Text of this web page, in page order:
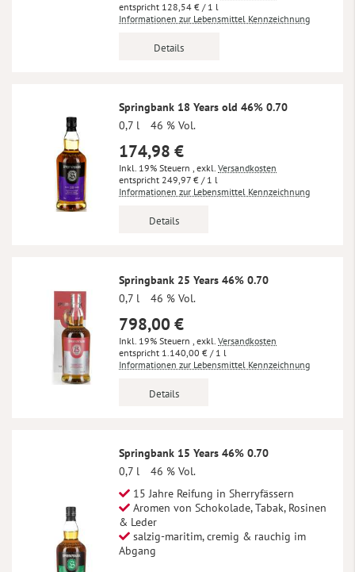
128,54 € / 1 l
Informationen zur Lebensmittel Kennzeichnung
Details
Springbank 18 Years old 46% 0.70
0,7 l
46 % Vol.
174,98 €
Inkl. 19% Steuern exkl. Versandkosten
249,97 € / 1 l
Informationen zur Lebensmittel Kennzeichnung
Details
Springbank 25 Years 46% 0.70
0,7 l
46 % Vol.
798,00 €
Inkl. 19% Steuern exkl. Versandkosten
1.140,00 € / 1 l
Informationen zur Lebensmittel Kennzeichnung
Details
Springbank 15 Years 46% 0.70
0,7 l
46 % Vol.
15 Jahre Reifung in Sherryfässern
Aromen von Schokolade, Tabak, Rosinen
& Leder
salzig-maritim, cremig & rauchig im
Abgang